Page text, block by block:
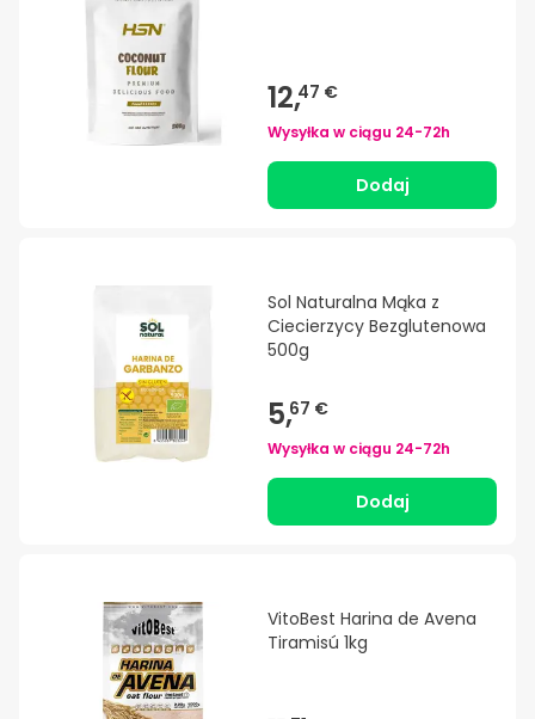
12,47 €
Wysyłka w ciągu 24-72h
Dodaj
Sol Naturalna Mąka z
Ciecierzycy Bezglutenowa
500g
5,67 €
Wysyłka w ciągu 24-72h
Dodaj
VitoBest Harina de Avena
Tiramisú 1kg